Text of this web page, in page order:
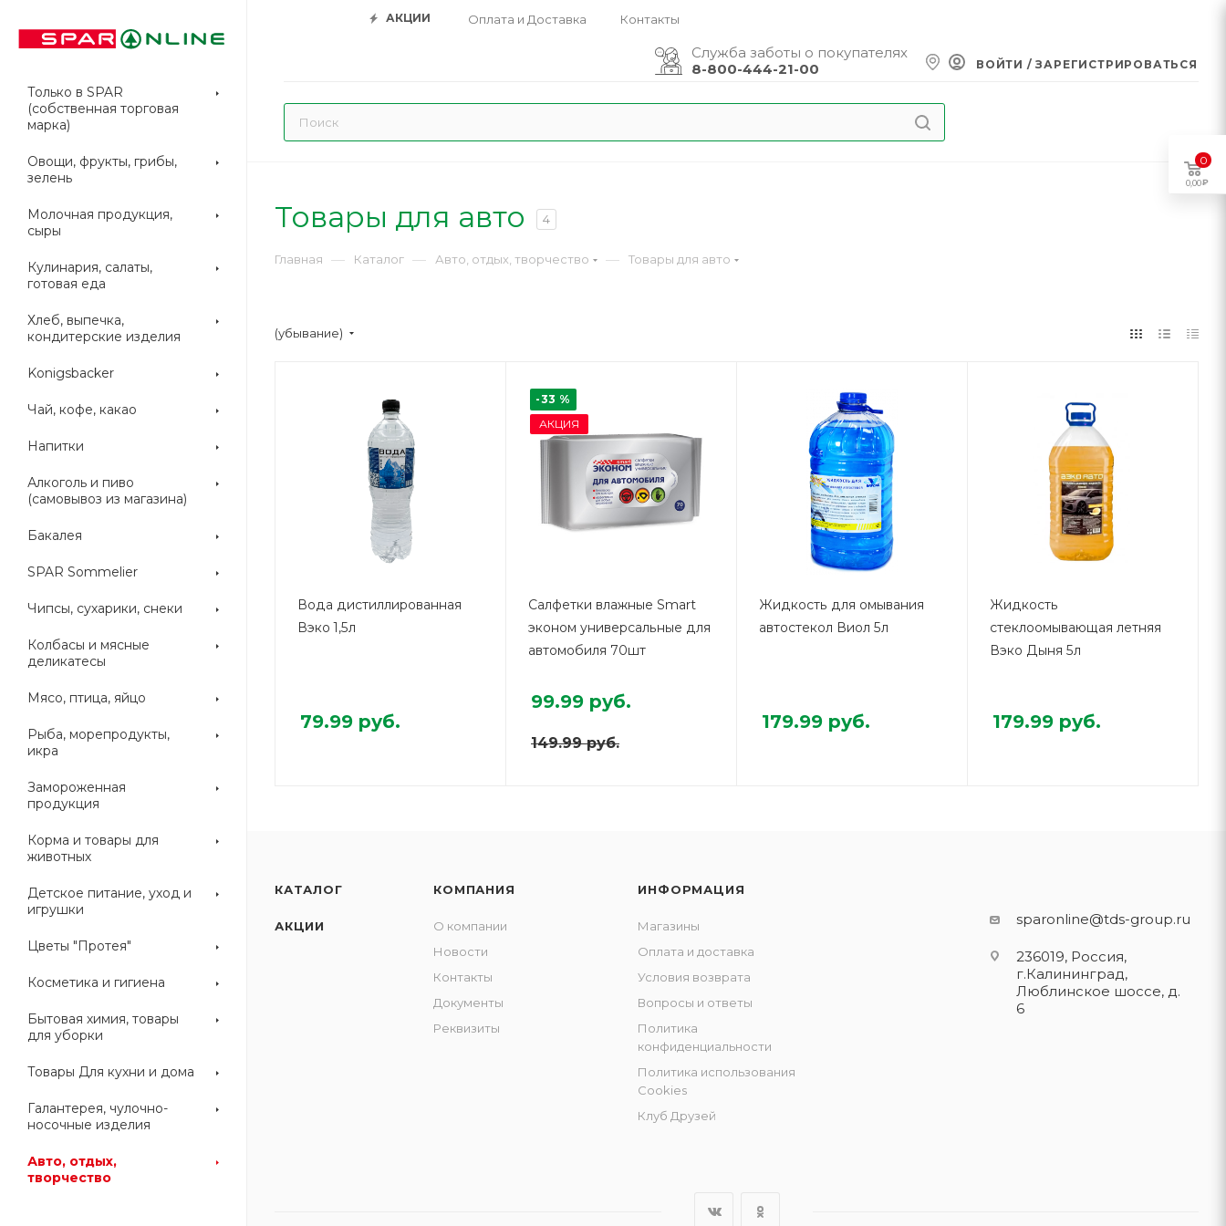
АКЦИИ Оплата и Доставка Контакты
Служба заботы о покупателях
8-800-444-21-00
ВОЙТИ / ЗАРЕГИСТРИРОВАТЬСЯ
Только в SPAR
(собственная торговая
марка)
Овощи, фрукты, грибы,
зелень
Молочная продукция,
сыры
Кулинария, салаты,
готовая еда
Хлеб, выпечка,
кондитерские изделия
Konigsbacker
Чай, кофе, какао
Напитки
Алкоголь и пиво
(самовывоз из магазина)
Бакалея
SPAR Sommelier
Чипсы, сухарики, снеки
Колбасы и мясные
деликатесы
Мясо, птица, яйцо
Рыба, морепродукты,
икра
Замороженная
продукция
Корма и товары для
животных
Детское питание, уход и
игрушки
Цветы "Протея"
Косметика и гигиена
Бытовая химия, товары
для уборки
Товары Для кухни и дома
Галантерея, чулочно-
носочные изделия
Авто, отдых,
творчество
Товары для авто 4
Главная — Каталог — Авто, отдых, творчество — Товары для авто
(убывание)
Вода дистиллированная
Вэко 1,5л
79.99 руб.
-33 %
АКЦИЯ
Салфетки влажные Smart
эконом универсальные для
автомобиля 70шт
149.99руб.
99.99 руб.
Жидкость для омывания
автостекол Виол 5л
179.99 руб.
Жидкость
стеклоомывающая летняя
Вэко Дыня 5л
179.99 руб.
КАТАЛОГ
АКЦИИ
КОМПАНИЯ
О компании
Новости
Контакты
Документы
Реквизиты
ИНФОРМАЦИЯ
Магазины
Оплата и доставка
Условия возврата
Вопросы и ответы
Политика
конфиденциальности
Политика использования
Cookies
Клуб Друзей
sparonline@tds-group.ru
236019, Россия,
г.Калининград,
Люблинское шоссе, д.
6
0
0,00